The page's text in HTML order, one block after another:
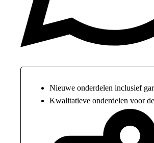
Nieuwe onderdelen inclusief
Kwalitatieve onderdelen voor